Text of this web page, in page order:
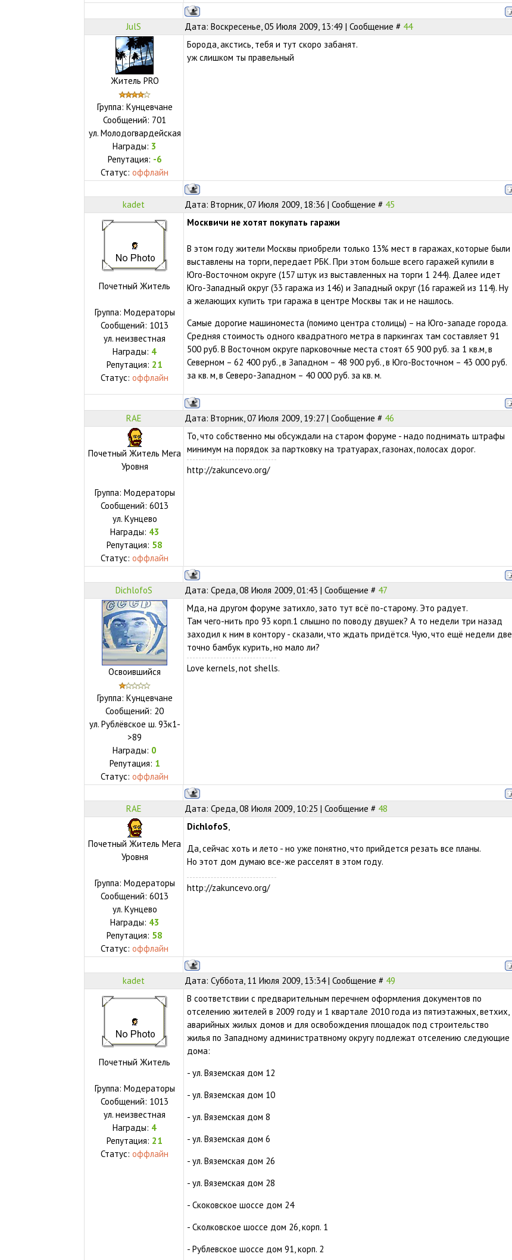
JulS Дата: Воскресенье, 05 Июля 2009, 13:49 | Сообщение # 44
Житель PRO
Группа: Кунцевчане
Сообщений: 701
ул. Молодогвардейская
Награды: 3
Репутация: -6
Статус:оффлайн
Борода, акстись, тебя и тут скоро забанят.
уж слишком ты правельный
kadet Дата: Вторник, 07 Июля 2009, 18:36 | Сообщение # 45
Почетный Житель
Группа: Модераторы
Сообщений: 1013
ул.неизвестная
Награды: 4
Репутация: 21
Статус:оффлайн
Москвичи не хотят покупать гаражи
В этом году жители Москвы приобрели только 13% мест в гаражах, которые были
выставлены на торги, передает РБК. При этом больше всего гаражей купили в
Юго-Восточном округе (157 штук из выставленных на торги 1 244). Далее идет
Юго-Западный округ (33 гаража из 146) и Западный округ (16 гаражей из 114). Ну
а желающих купить три гаража в центре Москвы так и не нашлось.
Самые дорогие машиноместа (помимо центра столицы) – на Юго-западе города.
Средняя стоимость одного квадратного метра в паркингах там составляет 91
500 руб. В Восточном округе парковочные места стоят 65 900 руб. за 1 кв.м, в
Северном – 62 400 руб., в Западном – 48 900 руб., в Юго-Восточном – 43 000 руб.
за кв. м, в Северо-Западном – 40 000 руб. за кв. м.
RAE Дата: Вторник, 07 Июля 2009, 19:27 | Сообщение # 46
Почетный Житель Мега
Уровня
Группа: Модераторы
Сообщений:6013
ул. Кунцево
Награды: 43
Репутация: 58
Статус:оффлайн
То, что собственно мы обсуждали на старом форуме - надо поднимать штрафы
минимум на порядок за партковку на тратуарах, газонах, полосах дорог.
http://zakuncevo.org/
DichlofoS Дата: Среда, 08 Июля 2009, 01:43 | Сообщение # 47
Освоившийся
Группа: Кунцевчане
Сообщений: 20
ул. Рублёвское ш. 93к1-
>89
Награды: 0
Репутация: 1
Статус:оффлайн
Мда, на другом форуме затихло, зато тут всё по-старому. Это радует.
Там чего-нить про 93 корп.1 слышно по поводу двушек? А то недели три назад
заходил к ним в контору - сказали, что ждать придётся. Чую, что ещё недели две
точно бамбук курить, но мало ли?
Love kernels, not shells.
RAE Дата: Среда, 08 Июля 2009, 10:25 | Сообщение # 48
Почетный Житель Мега
Уровня
Группа: Модераторы
Сообщений:6013
ул. Кунцево
Награды: 43
Репутация: 58
Статус:оффлайн
DichlofoS
Да, сейчас хоть и лето - но уже понятно, что прийдется резать все планы.
Но этот дом думаю все-же расселят в этом году.
http://zakuncevo.org/
kadet Дата: Суббота, 11 Июля 2009, 13:34 | Сообщение # 49
Почетный Житель
Группа: Модераторы
Сообщений: 1013
ул.неизвестная
Награды: 4
Репутация: 21
Статус:оффлайн
В соответствии с предварительным перечнем оформления документов по
отселению жителей в 2009 году и 1 квартале 2010 года из пятиэтажных, ветхих,
аварийных жилых домов и для освобождения площадок под строительство
жилья по Западному администратвному округу подлежат отселению следующие
дома:
- ул. Вяземская дом 12
- ул. Вяземская дом 10
- ул. Вяземская дом 8
- ул. Вяземская дом 6
- ул. Вяземская дом 26
- ул. Вяземская дом 28
- Скоковское шоссе дом 24
- Сколковское шоссе дом 26, корп. 1
- Рублевское шоссе дом 91, корп. 2